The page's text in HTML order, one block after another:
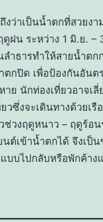
ว่าเป็นน้ำตกที่สวยง
ดูฝน ระหว่าง 1 มิ.ย.
ำธารทำให้สายน้ำตก
ตกปิด เพื่อป้องกันอันต
ย นักท่องเที่ยวอาจเ
ซึ่งจะเดินทางด้วยเรื
วงฤดูหนาว – ฤดูร้อน
ต์เข้าน้ำตกได้ จึงเป็น
บบไปกลับหรือพักค้าง